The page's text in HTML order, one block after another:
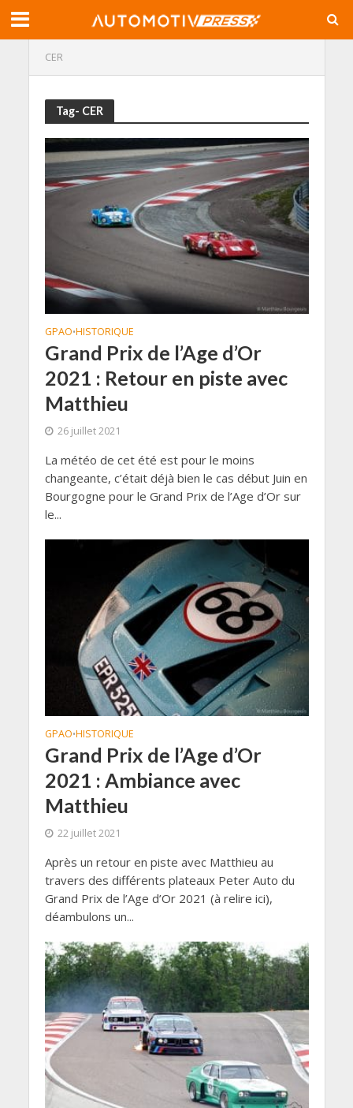
CER
Tag- CER
GPAO•HISTORIQUE
Grand Prix de l’Age d’Or
2021 : Retour en piste avec
Matthieu
26 juillet 2021
La météo de cet été est pour le moins
changeante, c’était déjà bien le cas début Juin en
Bourgogne pour le Grand Prix de l’Age d’Or sur
le...
GPAO•HISTORIQUE
Grand Prix de l’Age d’Or
2021 : Ambiance avec
Matthieu
22 juillet 2021
Après un retour en piste avec Matthieu au
travers des différents plateaux Peter Auto du
Grand Prix de l’Age d’Or 2021 (à relire ici),
déambulons un...